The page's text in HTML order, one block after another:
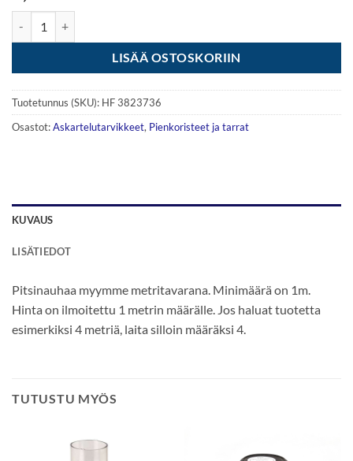
LISÄÄ OSTOSKORIIN
Tuotetunnus (SKU): HF 3823736
Osastot:Askartelutarvikkeet, Pienkoristeet ja tarrat
KUVAUS
LISÄTIEDOT
Pitsinauhaa myymme metritavarana. Minimäärä on 1m.
Hinta on ilmoitettu 1 metrin määrälle. Jos haluat tuotetta
esimerkiksi 4 metriä, laita silloin määräksi 4.
TUTUSTU MYÖS